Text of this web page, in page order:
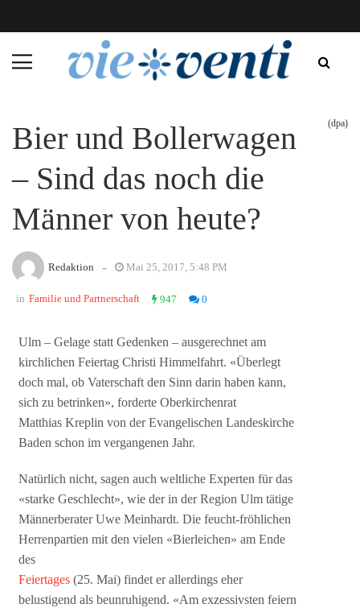
Bier und Bollerwagen
– Sind das noch die
Männer von heute?
(dpa)
Redaktion - Mai 25, 2017, 5:48 PM
in Familie und Partnerschaft 947 0
Ulm – Gelage statt Gedenken – ausgerechnet am
kirchlichen Feiertag Christi Himmelfahrt. «Überlegt
doch mal, ob Vaterschaft den Sinn darin haben kann,
sich zu betrinken», forderte Oberkirchenrat
Matthias Kreplin von der Evangelischen Landeskirche
Baden schon im vergangenen Jahr.
Natürlich nicht, sagen auch weltliche Experten für das
«starke Geschlecht», wie der in der Region Ulm tätige
Männerberater Uwe Meinhardt. Die feucht-fröhlichen
Herrenpartien mit den vielen «Bierleichen» am Ende
des
Feiertages (25. Mai) findet er allerdings eher
belustigend als beunruhigend. «Am exzessivsten feiern